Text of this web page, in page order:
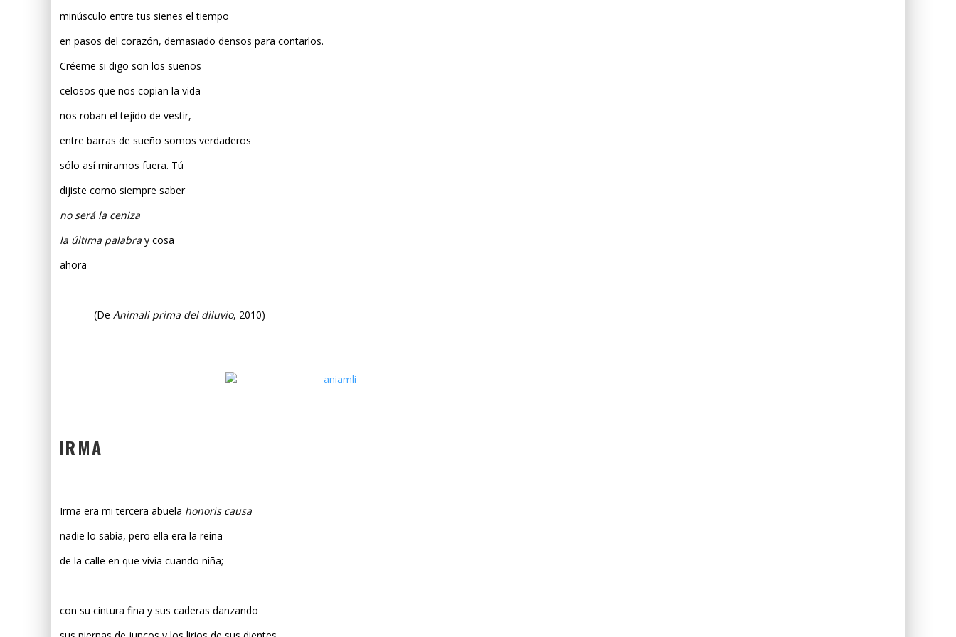
minúsculo entre tus sienes el tiempo
en pasos del corazón, demasiado densos para contarlos.
Créeme si digo son los sueños
celosos que nos copian la vida
nos roban el tejido de vestir,
entre barras de sueño somos verdaderos
sólo así miramos fuera. Tú
dijiste como siempre saber
no será la ceniza
la última palabra y cosa
ahora
(De Animali prima del diluvio, 2010)
IRMA
Irma era mi tercera abuela honoris causa
nadie lo sabía, pero ella era la reina
de la calle en que vivía cuando niña;
con su cintura fina y sus caderas danzando